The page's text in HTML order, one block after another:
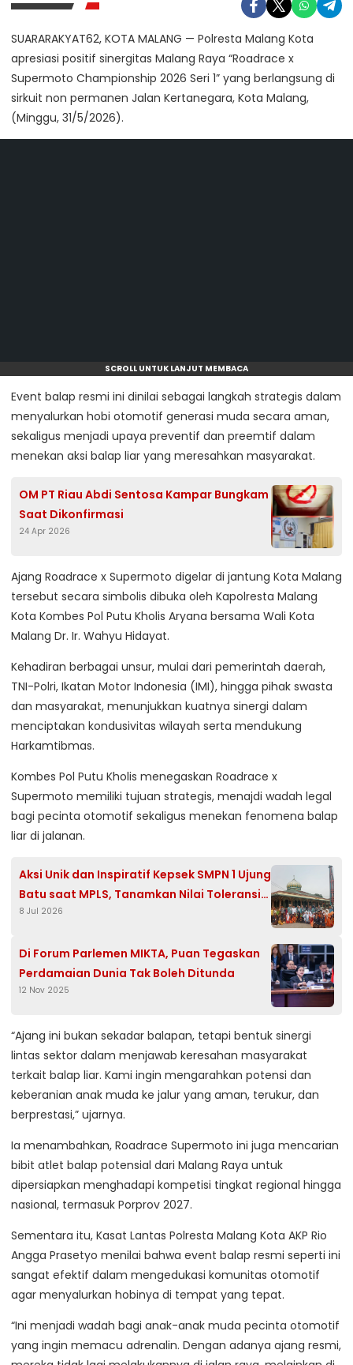
SUARARAKYAT62, KOTA MALANG — Polresta Malang Kota
apresiasi positif sinergitas Malang Raya “Roadrace x
Supermoto Championship 2026 Seri 1” yang berlangsung di
sirkuit non permanen Jalan Kertanegara, Kota Malang,
(Minggu, 31/5/2026).
SCROLL UNTUK LANJUT MEMBACA
Event balap resmi ini dinilai sebagai langkah strategis dalam
menyalurkan hobi otomotif generasi muda secara aman,
sekaligus menjadi upaya preventif dan preemtif dalam
menekan aksi balap liar yang meresahkan masyarakat.
OM PT Riau Abdi Sentosa Kampar Bungkam
Saat Dikonfirmasi
24 Apr 2026
Ajang Roadrace x Supermoto digelar di jantung Kota Malang
tersebut secara simbolis dibuka oleh Kapolresta Malang
Kota Kombes Pol Putu Kholis Aryana bersama Wali Kota
Malang Dr. Ir. Wahyu Hidayat.
Kehadiran berbagai unsur, mulai dari pemerintah daerah,
TNI-Polri, Ikatan Motor Indonesia (IMI), hingga pihak swasta
dan masyarakat, menunjukkan kuatnya sinergi dalam
menciptakan kondusivitas wilayah serta mendukung
Harkamtibmas.
Kombes Pol Putu Kholis menegaskan Roadrace x
Supermoto memiliki tujuan strategis, menajdi wadah legal
bagi pecinta otomotif sekaligus menekan fenomena balap
liar di jalanan.
Aksi Unik dan Inspiratif Kepsek SMPN 1 Ujung
Batu saat MPLS, Tanamkan Nilai Toleransi
Sejak Hari Pertama
8 Jul 2026
Di Forum Parlemen MIKTA, Puan Tegaskan
Perdamaian Dunia Tak Boleh Ditunda
12 Nov 2025
“Ajang ini bukan sekadar balapan, tetapi bentuk sinergi
lintas sektor dalam menjawab keresahan masyarakat
terkait balap liar. Kami ingin mengarahkan potensi dan
keberanian anak muda ke jalur yang aman, terukur, dan
berprestasi,” ujarnya.
Ia menambahkan, Roadrace Supermoto ini juga mencarian
bibit atlet balap potensial dari Malang Raya untuk
dipersiapkan menghadapi kompetisi tingkat regional hingga
nasional, termasuk Porprov 2027.
Sementara itu, Kasat Lantas Polresta Malang Kota AKP Rio
Angga Prasetyo menilai bahwa event balap resmi seperti ini
sangat efektif dalam mengedukasi komunitas otomotif
agar menyalurkan hobinya di tempat yang tepat.
“Ini menjadi wadah bagi anak-anak muda pecinta otomotif
yang ingin memacu adrenalin. Dengan adanya ajang resmi,